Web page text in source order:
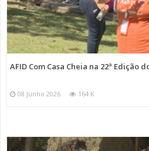
AFID Com Casa Cheia na 22ª Edição
08 Junho 2026 164 K